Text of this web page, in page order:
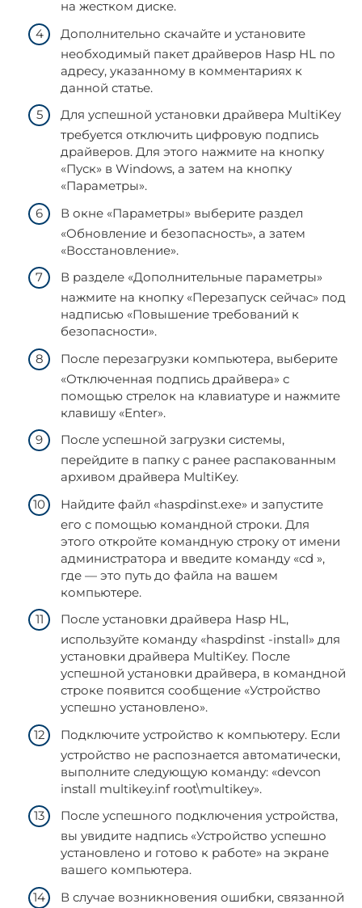
на жестком диске.
Дополнительно скачайте и установите
необходимый пакет драйверов Hasp HL по
адресу, указанному в комментариях к
данной статье.
Для успешной установки драйвера MultiKey
требуется отключить цифровую подпись
драйверов. Для этого нажмите на кнопку
«Пуск» в Windows, а затем на кнопку
«Параметры».
В окне «Параметры» выберите раздел
«Обновление и безопасность», а затем
«Восстановление».
В разделе «Дополнительные параметры»
нажмите на кнопку «Перезапуск сейчас» под
надписью «Повышение требований к
безопасности».
После перезагрузки компьютера, выберите
«Отключенная подпись драйвера» с
помощью стрелок на клавиатуре и нажмите
клавишу «Enter».
После успешной загрузки системы,
перейдите в папку с ранее распакованным
архивом драйвера MultiKey.
Найдите файл «haspdinst.exe» и запустите
его с помощью командной строки. Для
этого откройте командную строку от имени
администратора и введите команду «cd »,
где — это путь до файла на вашем
компьютере.
После установки драйвера Hasp HL,
используйте команду «haspdinst -install» для
установки драйвера MultiKey. После
успешной установки драйвера, в командной
строке появится сообщение «Устройство
успешно установлено».
Подключите устройство к компьютеру. Если
устройство не распознается автоматически,
выполните следующую команду: «devcon
install multikey.inf root\multikey».
После успешного подключения устройства,
вы увидите надпись «Устройство успешно
установлено и готово к работе» на экране
вашего компьютера.
В случае возникновения ошибки, связанной